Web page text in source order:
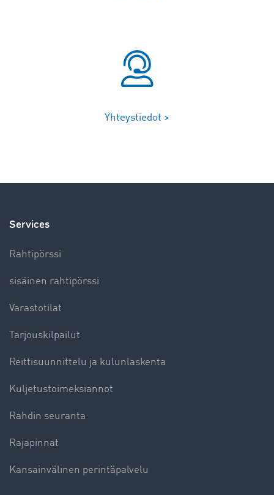
Yhteystiedot >
Services
Rahtipörssi
sisäinen rahtipörssi
Varastotilat
Tarjouskilpailut
Reittisuunnittelu ja kulunlaskenta
Kuljetustoimeksiannot
Rahdin seuranta
Rajapinnat
Kansainvälinen perintäpalvelu